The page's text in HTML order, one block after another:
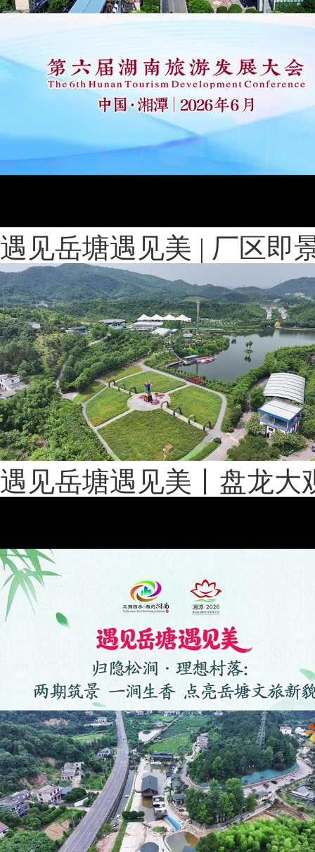
遇见岳塘遇见美 | 厂区即
遇见岳塘遇见美丨盘龙大